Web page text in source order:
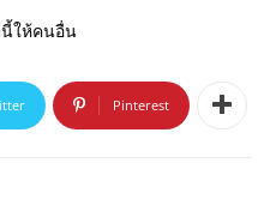
ให้คนอื่น
Pinterest